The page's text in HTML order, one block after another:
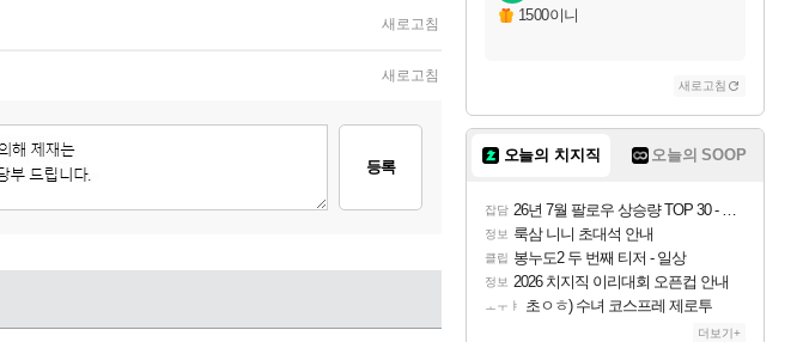
새로고침
새로고침
등록
1500이니
새로고침
오늘의 치지직 오늘의 SOOP
잡담 26년 7월 팔로우 상승량 TOP 30 - 월간 치지직
정보 룩삼 니니 초대석 안내
클립 봉누도2 두 번째 티저 - 일상
정보 2026 치지직 이리대회 오픈컵 안내
ㅗㅜㅑ 초ㅇㅎ) 수녀 코스프레 제로투
더보기+